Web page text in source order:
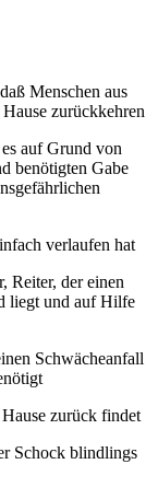
Menschen aus
auf Grund von
benötigten Gabe
verlaufen hat
Reiter, der einen
liegt und auf Hilfe
Schwächeanfall
zurück findet
Schock blindlings